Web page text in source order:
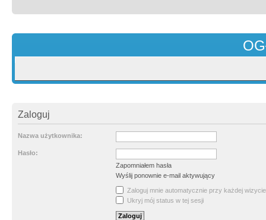
Zaloguj
Nazwa użytkownika:
Hasło:
Zapomniałem hasła
Wyślij ponownie e-mail aktywujący
Zaloguj mnie automatycznie przy każdej wizycie
Ukryj mój status w tej sesji